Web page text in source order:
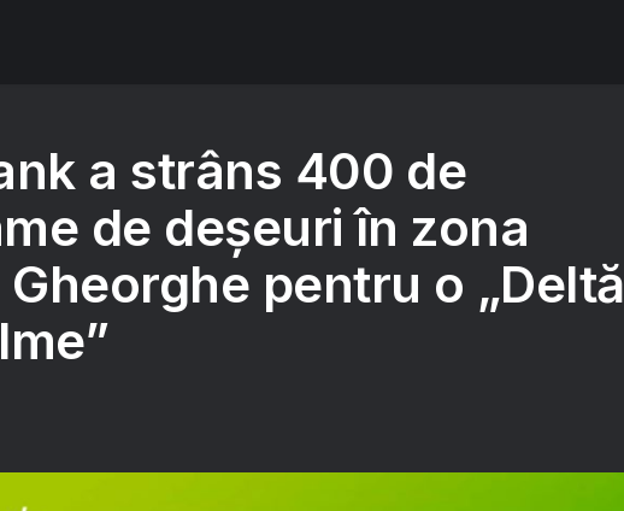
a strâns 400 de
de deșeuri în zona
pentru o „Deltă